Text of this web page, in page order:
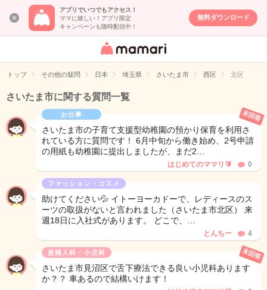
アプリでいつでもアクセス！
ママに嬉しい！アプリ限定
キャンペーンも随時配信中！
無料ダウンロード
女性専用匿名QA
イト
トップ その他の疑問 日本 埼玉県 さいたま市 西区 北区
さいたま市に関する質問一覧
お仕事
さいたま市の子育て支援型幼稚園の預かり保育を利用さ
れている方に質問です！ 6月中旬から働き始め、2号申請
の用紙も幼稚園に提出しましたが、まだ2…
未回答
はじめてのママリ🔰 0
ファッション・コスメ
助けてください💦 イトーヨーカドーで、レディースのス
ーツの取扱がないと言われました（さいたま市北区） 来
週18日に入社式があります。 どこで、…
とんちー 4
産婦人科・小児科
さいたま市見沼区で舌下療法できる良い小児科あります
か？？ 車あるので結構いけます！
未回答